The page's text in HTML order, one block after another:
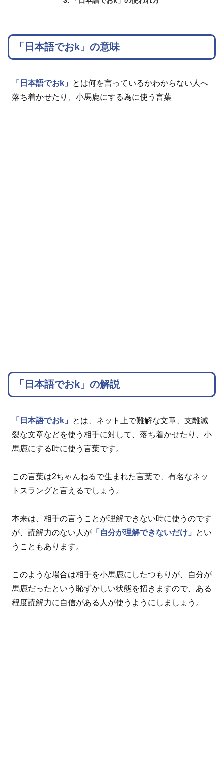
「日本語でおk」の意味
「日本語でおk」
とは何を言っているかわからない人へ
落ち着かせたり、小馬鹿にする為に使う言葉
「日本語でおk」の解説
「日本語でおk」
とは、ネット上で難解な文章、支離滅
裂な文章などを使う相手に対して、落ち着かせたり、小
馬鹿にする時に使う言葉です。
この言葉は2ちゃんねるで生まれた言葉で、有名なネッ
トスラングと言えるでしょう。
本来は、相手の言うことが理解できない時に使うのです
が、読解力のない人が 「自分が理解できないだけ」
とい
うこともあります。
このような場合は相手を小馬鹿にしたつもりが、自分が
馬鹿だったという恥ずかしい状態を招きますので、ある
程度読解力に自信がある人が使うようにしましょう。